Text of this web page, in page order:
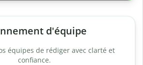
d'équipe
équipes de rédiger avec clarté et
confiance.